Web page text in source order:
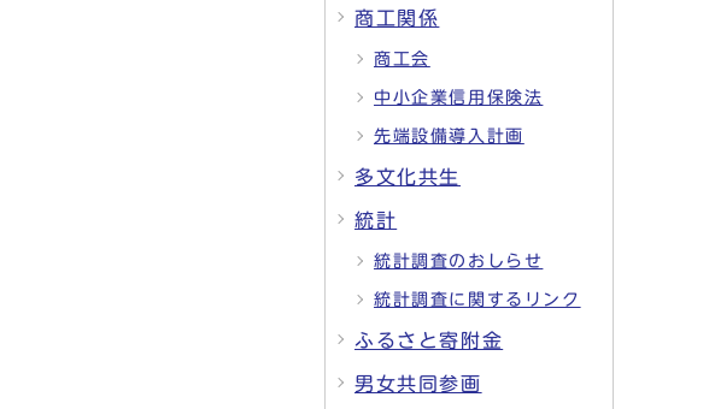
商工関係
商工会
中小企業信用保険法
先端設備導入計画
多文化共生
統計
統計調査のおしらせ
統計調査に関するリンク
ふるさと寄附金
男女共同参画